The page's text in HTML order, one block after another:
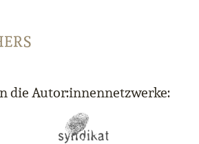
die Autor:innennetzwerke: